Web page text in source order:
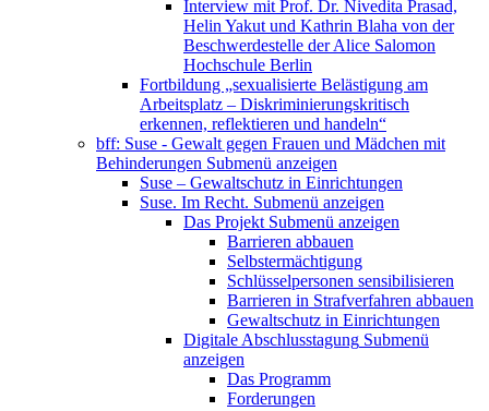
Interview mit Prof. Dr. Nivedita Prasad,
Helin Yakut und Kathrin Blaha von der
Beschwerdestelle der Alice Salomon
Hochschule Berlin
Fortbildung „sexualisierte Belästigung am
Arbeitsplatz – Diskriminierungskritisch
erkennen, reflektieren und handeln“
bff: Suse - Gewalt gegen Frauen und Mädchen mit
Behinderungen Submenü anzeigen
Suse – Gewaltschutz in Einrichtungen
Suse. Im Recht. Submenü anzeigen
Das Projekt Submenü anzeigen
Barrieren abbauen
Selbstermächtigung
Schlüsselpersonen sensibilisieren
Barrieren in Strafverfahren abbauen
Gewaltschutz in Einrichtungen
Digitale Abschlusstagung Submenü
anzeigen
Das Programm
Forderungen